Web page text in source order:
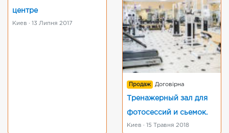
центре
Киев · 13 Липня 2017
Продаж Договірна
Тренажерный зал для
фотосессий и сьемок.
Киев · 15 Травня 2018